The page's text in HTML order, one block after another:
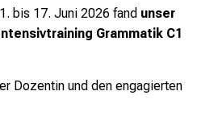
bis 17. Juni 2026 fand unser
Grammatik C1
Dozentin und den engagierten